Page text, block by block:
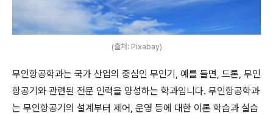
(출처: Pixabay)
무인항공학과는 국가 산업의 중심인 무인기, 예를 들면, 드론, 무인
항공기와 관련된 전문 인력을 양성하는 학과입니다. 무인항공학과
는 무인항공기의 설계부터 제어, 운영 등에 대한 이론 학습과 실습